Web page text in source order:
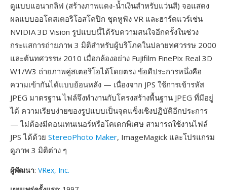
ดูแบบแอนากลิฟ (สร้างภาพแดง-น้ำเงินสำหรับแว่นสี) จอแสดง
ผลแบบออโตสเตอริโอสโคปิก ชุดหูฟัง VR และฮาร์ดแวร์เช่น
NVIDIA 3D Vision รูปแบบนี้ได้รับความสนใจอีกครั้งในช่วง
กระแสการถ่ายภาพ 3 มิติสำหรับผู้บริโภคในปลายทศวรรษ 2000
และต้นทศวรรษ 2010 เมื่อกล้องอย่าง Fujifilm FinePix Real 3D
W1/W3 ถ่ายภาพคู่สเตอริโอได้โดยตรง ข้อดีประการหนึ่งคือ
ความเข้ากันได้แบบย้อนหลัง — เนื่องจาก JPS ใช้การเข้ารหัส
JPEG มาตรฐาน ไฟล์จึงทำงานกับโครงสร้างพื้นฐาน JPEG ที่มีอยู่
ได้ ความเรียบง่ายของรูปแบบเป็นจุดแข็งเชิงปฏิบัติอีกประการ
— ไม่ต้องมีคอนเทนเนอร์หรือโคเดกพิเศษ สามารถใช้งานไฟล์
JPS ได้ด้วย StereoPhoto Maker, ImageMagick และโปรแกรม
ดูภาพ 3 มิติต่าง ๆ
ผู้พัฒนา: VRex, Inc.